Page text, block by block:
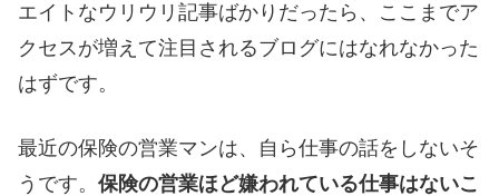
エイトなウリウリ記事ばかりだったら、ここまでア
クセスが増えて注目されるブログにはなれなかった
はずです。
最近の保険の営業マンは、自ら仕事の話をしないそ
うです。 保険の営業ほど嫌われている仕事はないこ